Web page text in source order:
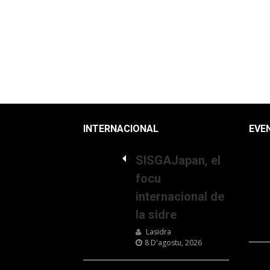
INTERNACIONAL
SISGAJapan, el
focu
internacional de
la sidre
Lasidra
8 D'agostu, 2026